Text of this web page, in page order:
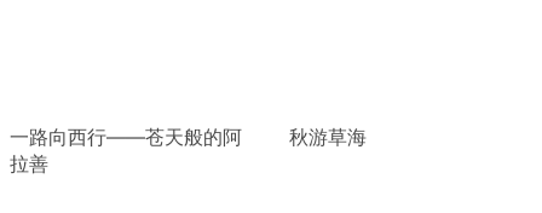
一路向西行——苍天般的阿
拉善
秋游草海